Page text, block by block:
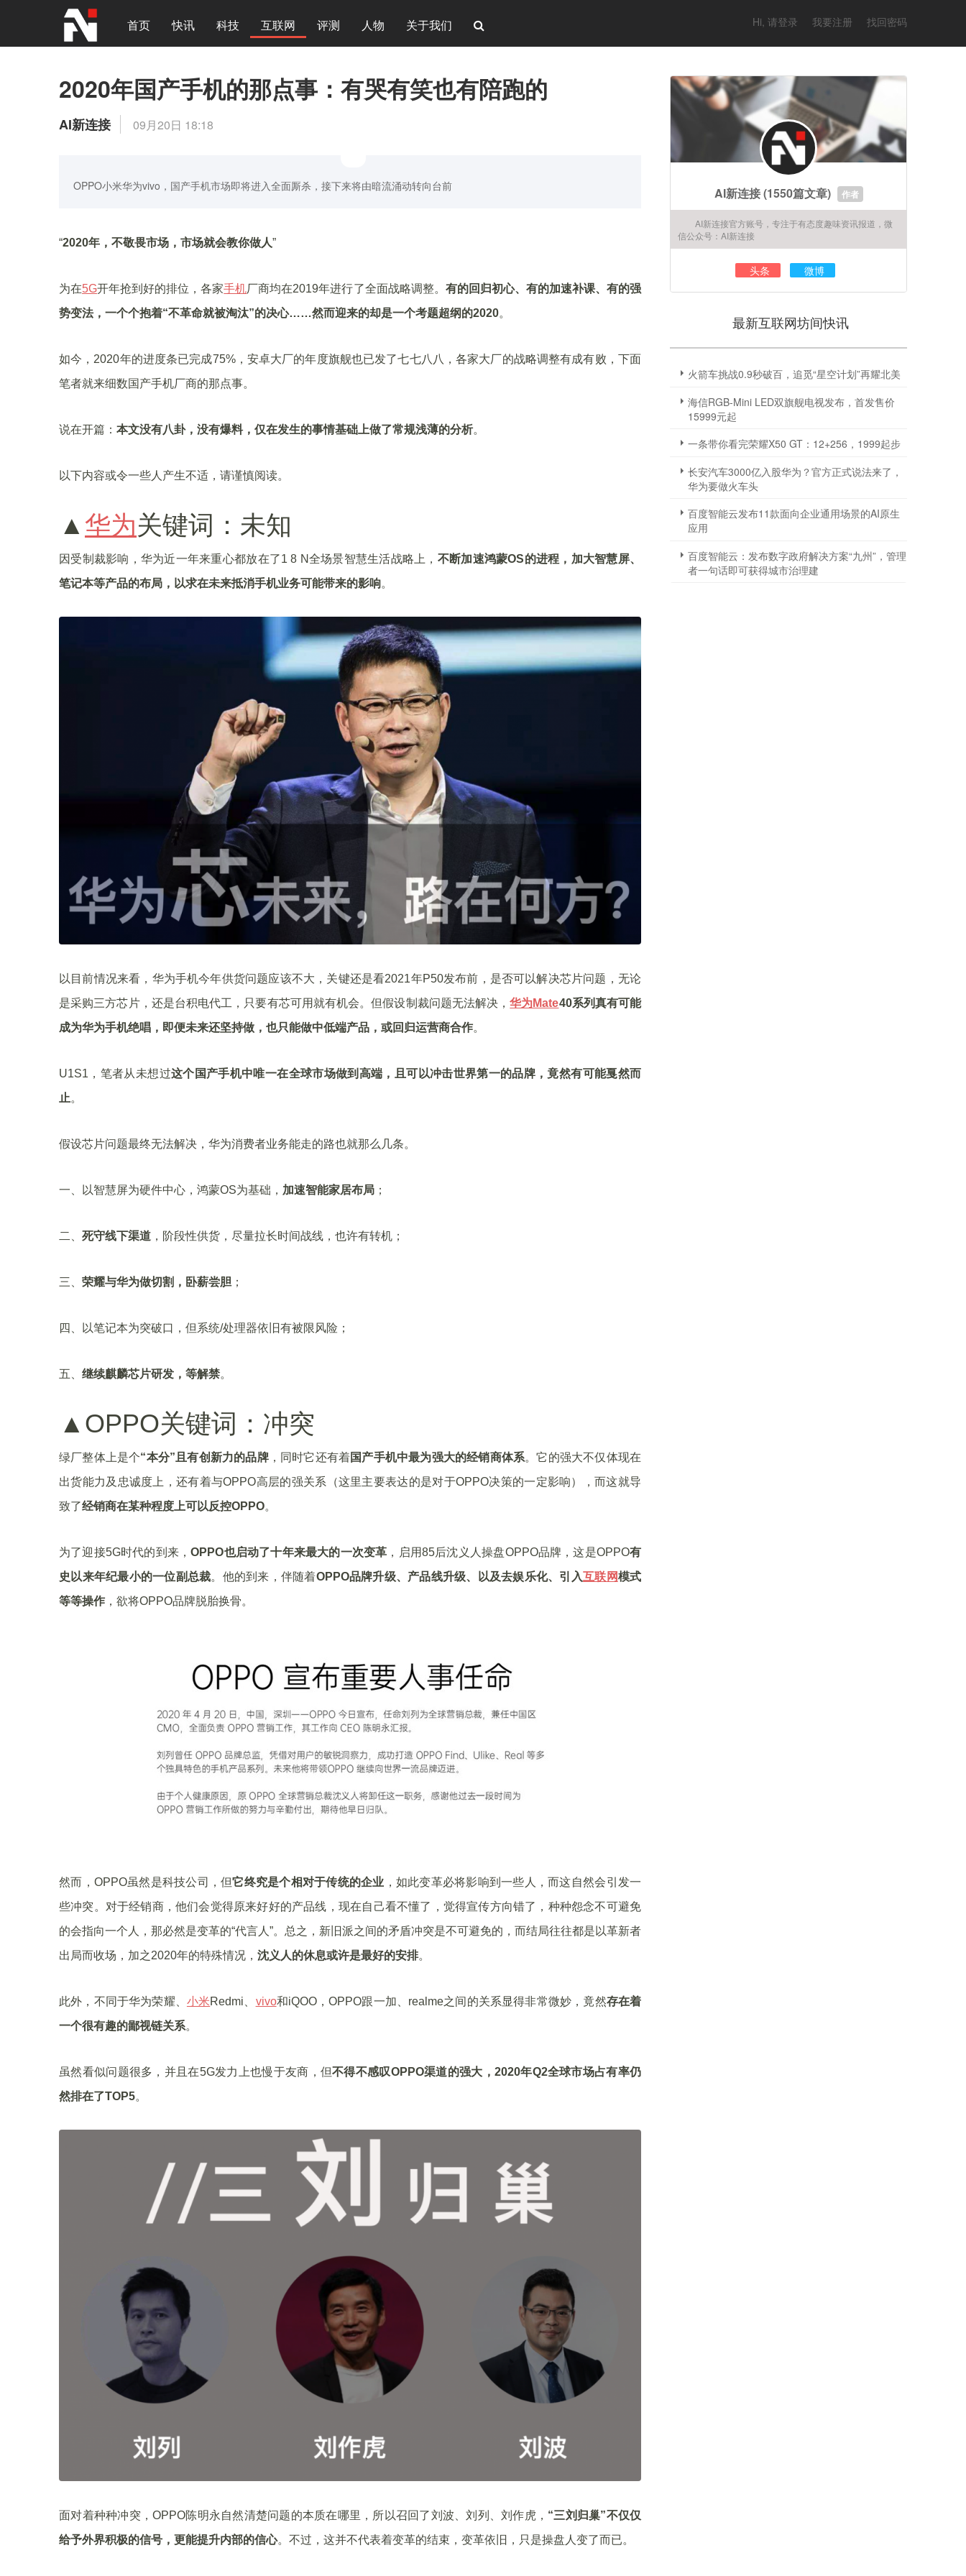
首页 快讯 科技 互联网 评测 人物 关于我们 Hi, 请登录 我要注册 找回密码
2020年国产手机的那点事：有哭有笑也有陪跑的
AI新连接 09月20日 18:18
OPPO小米华为vivo，国产手机市场即将进入全面厮杀，接下来将由暗流涌动转向台前
“2020年，不敬畏市场，市场就会教你做人”
为在5G开年抢到好的排位，各家手机厂商均在2019年进行了全面战略调整。 有的回归初心、有的加速补课、有的强
势变法，一个个抱着“不革命就被淘汰”的决心……然而迎来的却是一个考题超纲的2020。
如今，2020年的进度条已完成75%，安卓大厂的年度旗舰也已发了七七八八，各家大厂的战略调整有成有败，下面
笔者就来细数国产手机厂商的那点事。
说在开篇： 本文没有八卦，没有爆料，仅在发生的事情基础上做了常规浅薄的分析。
以下内容或令一些人产生不适，请谨慎阅读。
▲华为关键词：未知
因受制裁影响，华为近一年来重心都放在了1 8 N全场景智慧生活战略上， 不断加速鸿蒙OS的进程，加大智慧屏、
笔记本等产品的布局，以求在未来抵消手机业务可能带来的影响。
以目前情况来看，华为手机今年供货问题应该不大，关键还是看2021年P50发布前，是否可以解决芯片问题，无论
是采购三方芯片，还是台积电代工，只要有芯可用就有机会。但假设制裁问题无法解决，华为Mate40系列真有可能
成为华为手机绝唱，即便未来还坚持做，也只能做中低端产品，或回归运营商合作。
U1S1，笔者从未想过这个国产手机中唯一在全球市场做到高端，且可以冲击世界第一的品牌，竟然有可能戛然而
止。
假设芯片问题最终无法解决，华为消费者业务能走的路也就那么几条。
一、以智慧屏为硬件中心，鸿蒙OS为基础， 加速智能家居布局 ；
二、 死守线下渠道 ，阶段性供货，尽量拉长时间战线，也许有转机；
三、 荣耀与华为做切割，卧薪尝胆 ；
四、以笔记本为突破口，但系统/处理器依旧有被限风险；
五、 继续麒麟芯片研发，等解禁。
▲OPPO关键词：冲突
绿厂整体上是个“本分”且有创新力的品牌，同时它还有着国产手机中最为强大的经销商体系。它的强大不仅体现在
出货能力及忠诚度上，还有着与OPPO高层的强关系（这里主要表达的是对于OPPO决策的一定影响），而这就导
致了经销商在某种程度上可以反控OPPO。
为了迎接5G时代的到来，OPPO也启动了十年来最大的一次变革 ，启用85后沈义人操盘OPPO品牌，这是OPPO有
史以来年纪最小的一位副总裁。他的到来，伴随着OPPO品牌升级、产品线升级、以及去娱乐化、引入互联网模式
等等操作 ，欲将OPPO品牌脱胎换骨。
然而，OPPO虽然是科技公司，但它终究是个相对于传统的企业 ，如此变革必将影响到一些人，而这自然会引发一
些冲突。对于经销商，他们会觉得原来好好的产品线，现在自己看不懂了，觉得宣传方向错了，种种怨念不可避免
的会指向一个人，那必然是变革的“代言人”。总之，新旧派之间的矛盾冲突是不可避免的，而结局往往都是以革新者
出局而收场，加之2020年的特殊情况， 沈义人的休息或许是最好的安排。
此外，不同于华为荣耀、 小米Redmi、 vivo和iQOO，OPPO跟一加、realme之间的关系显得非常微妙，竟然存在着
一个很有趣的鄙视链关系。
虽然看似问题很多，并且在5G发力上也慢于友商，但不得不感叹OPPO渠道的强大，2020年Q2全球市场占有率仍
然排在了TOP5。
面对着种种冲突，OPPO陈明永自然清楚问题的本质在哪里，所以召回了刘波、刘列、刘作虎， “三刘归巢”不仅仅
给予外界积极的信号，更能提升内部的信心。不过，这并不代表着变革的结束，变革依旧，只是操盘人变了而已。
AI新连接(1550篇文章) 作者
AI新连接官方账号，专注于有态度趣味资讯报道，微
信公众号：AI新连接
头条 微博
最新互联网坊间快讯
火箭车挑战0.9秒破百，追觅“星空计划”再耀北美
海信RGB-Mini LED双旗舰电视发布，首发售价
15999元起
一条带你看完荣耀X50 GT：12+256，1999起步
长安汽车3000亿入股华为？官方正式说法来了，
华为要做火车头
百度智能云发布11款面向企业通用场景的AI原生
应用
百度智能云：发布数字政府解决方案“九州”，管理
者一句话即可获得城市治理建